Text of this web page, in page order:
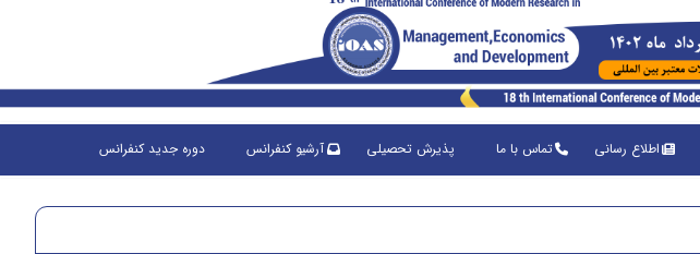
اطلاع رسانی تماس با ما پذیرش تحصیلی آرشیو کنفرانس دوره جدید کنفرانس